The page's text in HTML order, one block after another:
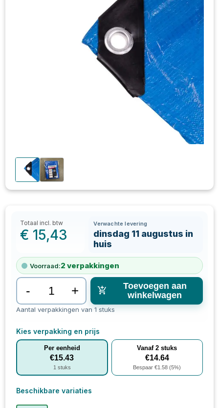
Totaal incl. btw
€ 15,43
Verwachte levering
dinsdag 11 augustus in
huis
Voorraad:2 verpakkingen
- +
Toevoegen aan
winkelwagen
Aantal verpakkingen van 1 stuks
Kies verpakking en prijs
Per eenheid
€15.43
1 stuks
Vanaf2 stuks
€14.64
Bespaar €1.58 (5%)
Beschikbare variaties